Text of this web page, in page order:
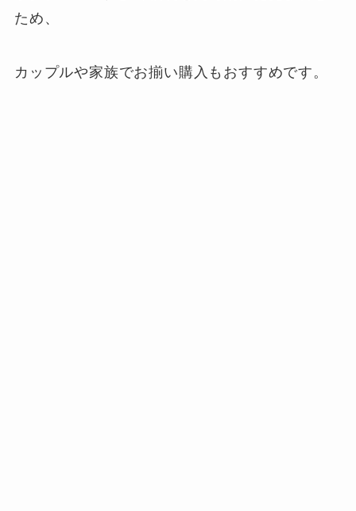
ため、
カップルや家族でお揃い購入もおすすめです。